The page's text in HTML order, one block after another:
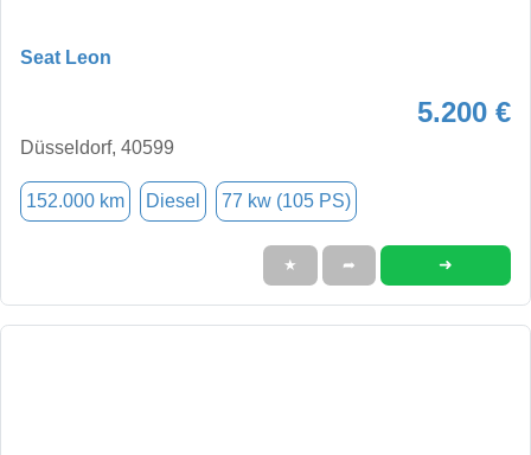
Seat Leon
5.200 €
Düsseldorf, 40599
152.000 km Diesel 77 kw (105 PS)
★ ➦ ➜